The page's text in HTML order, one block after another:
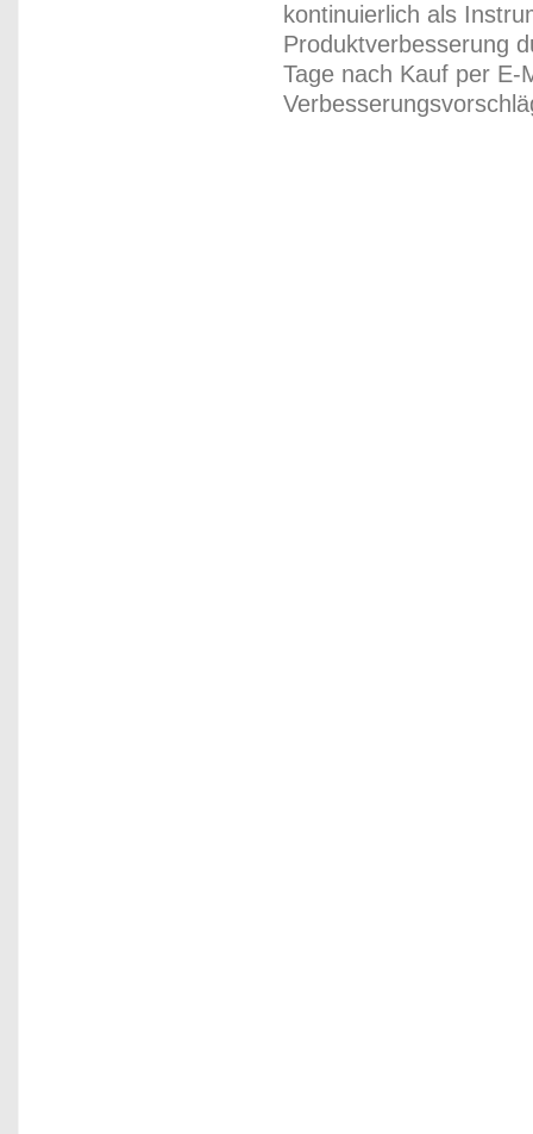
kontinuierlich als
Produktverbesserung
Tage nach Kauf per E-